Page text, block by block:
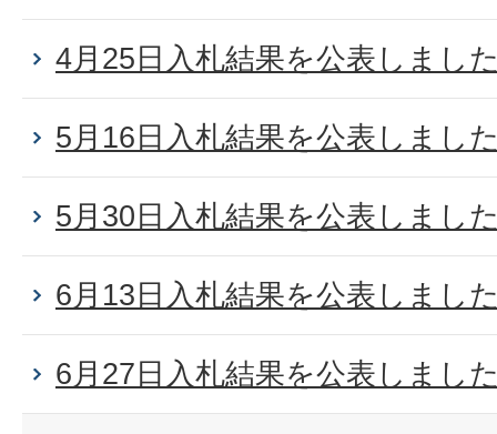
4月25日入札結果を公表しまし
5月16日入札結果を公表しまし
5月30日入札結果を公表しまし
6月13日入札結果を公表しまし
6月27日入札結果を公表しまし